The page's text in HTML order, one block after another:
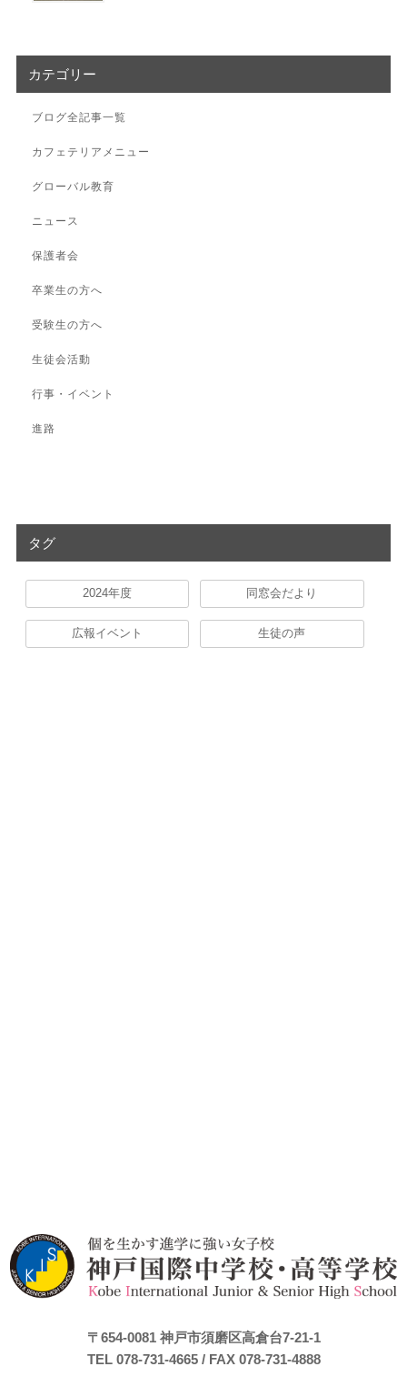
カテゴリー
ブログ全記事一覧
カフェテリアメニュー
グローバル教育
ニュース
保護者会
卒業生の方へ
受験生の方へ
生徒会活動
行事・イベント
進路
タグ
2024年度 同窓会だより
広報イベント 生徒の声
〒654-0081 神戸市須磨区高倉台7-21-1
TEL 078-731-4665/ FAX 078-731-4888